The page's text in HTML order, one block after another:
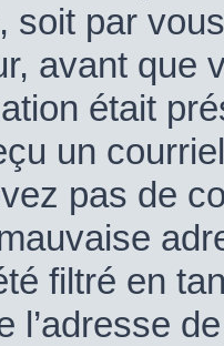
soit par
avant que
était
un
pas de
filtré en
l’adresse